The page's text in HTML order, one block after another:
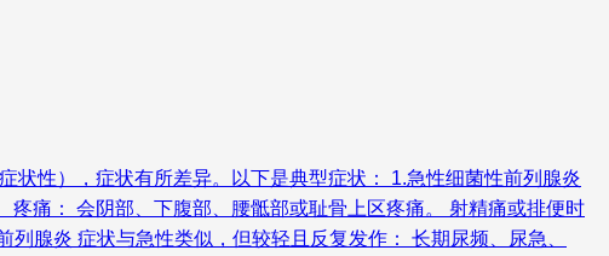
性），症状有所差异。以下是典型症状： 1.急性细菌性前列腺炎
痛： 会阴部、下腹部、腰骶部或耻骨上区疼痛。 射精痛或排便时
腺炎 症状与急性类似，但较轻且反复发作： 长期尿频、尿急、